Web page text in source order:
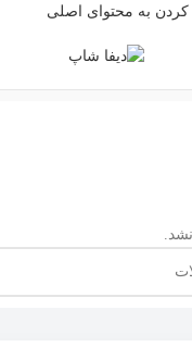
کردن به محتوای اصلی